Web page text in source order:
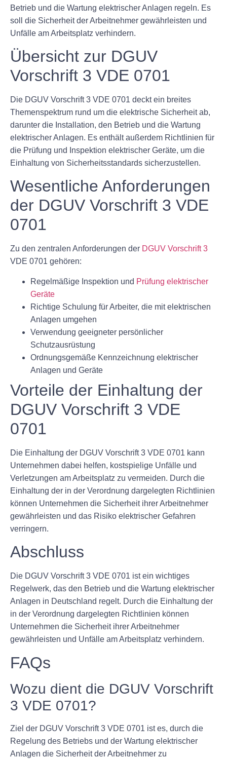
Betrieb und die Wartung elektrischer Anlagen regeln. Es
soll die Sicherheit der Arbeitnehmer gewährleisten und
Unfälle am Arbeitsplatz verhindern.
Übersicht zur DGUV
Vorschrift 3 VDE 0701
Die DGUV Vorschrift 3 VDE 0701 deckt ein breites
Themenspektrum rund um die elektrische Sicherheit ab,
darunter die Installation, den Betrieb und die Wartung
elektrischer Anlagen. Es enthält außerdem Richtlinien für
die Prüfung und Inspektion elektrischer Geräte, um die
Einhaltung von Sicherheitsstandards sicherzustellen.
Wesentliche Anforderungen
der DGUV Vorschrift 3 VDE
0701
Zu den zentralen Anforderungen der DGUV Vorschrift 3
VDE 0701 gehören:
Regelmäßige Inspektion und Prüfung elektrischer
Geräte
Richtige Schulung für Arbeiter, die mit elektrischen
Anlagen umgehen
Verwendung geeigneter persönlicher
Schutzausrüstung
Ordnungsgemäße Kennzeichnung elektrischer
Anlagen und Geräte
Vorteile der Einhaltung der
DGUV Vorschrift 3 VDE
0701
Die Einhaltung der DGUV Vorschrift 3 VDE 0701 kann
Unternehmen dabei helfen, kostspielige Unfälle und
Verletzungen am Arbeitsplatz zu vermeiden. Durch die
Einhaltung der in der Verordnung dargelegten Richtlinien
können Unternehmen die Sicherheit ihrer Arbeitnehmer
gewährleisten und das Risiko elektrischer Gefahren
verringern.
Abschluss
Die DGUV Vorschrift 3 VDE 0701 ist ein wichtiges
Regelwerk, das den Betrieb und die Wartung elektrischer
Anlagen in Deutschland regelt. Durch die Einhaltung der
in der Verordnung dargelegten Richtlinien können
Unternehmen die Sicherheit ihrer Arbeitnehmer
gewährleisten und Unfälle am Arbeitsplatz verhindern.
FAQs
Wozu dient die DGUV Vorschrift
3 VDE 0701?
Ziel der DGUV Vorschrift 3 VDE 0701 ist es, durch die
Regelung des Betriebs und der Wartung elektrischer
Anlagen die Sicherheit der Arbeitnehmer zu